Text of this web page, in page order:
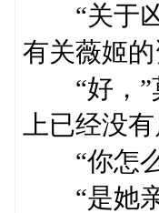
“关于凶
有关薇姬
“好，”莫
上已经没
“你怎么
“是她亲